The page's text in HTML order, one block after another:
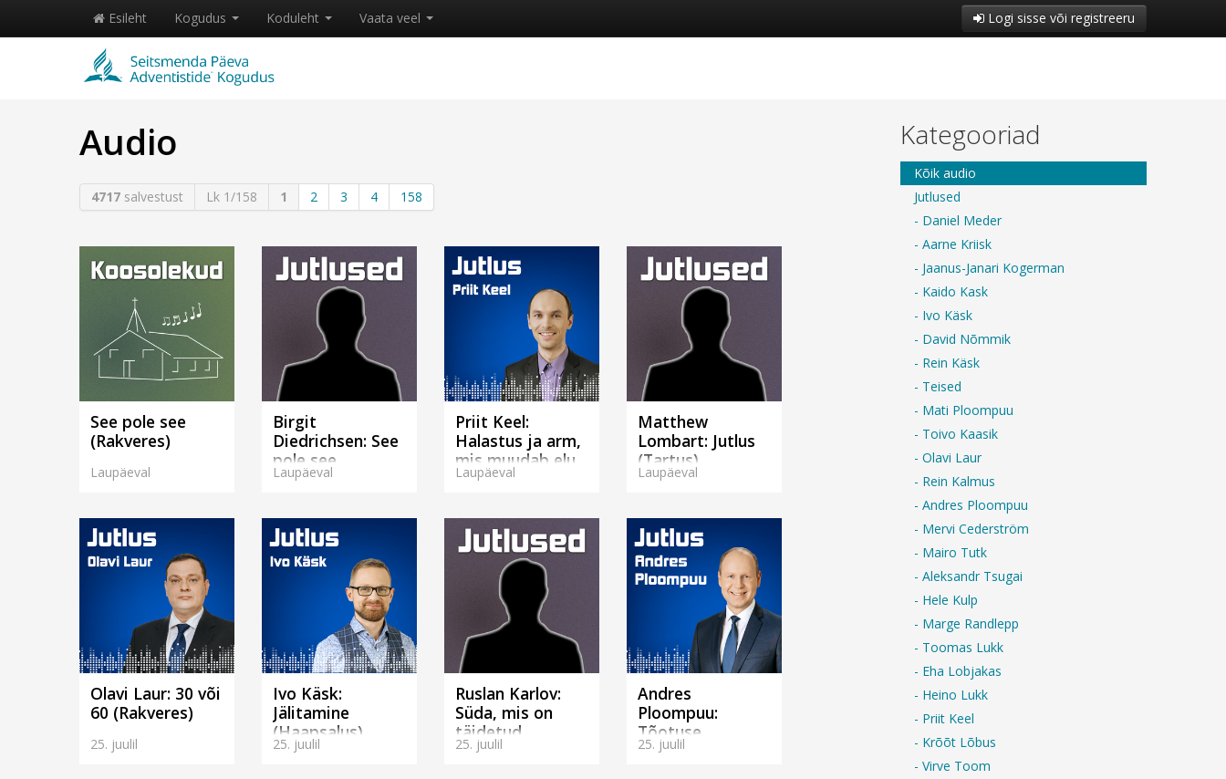
Esileht Kogudus Koduleht Vaata veel Logi sisse või registreeru
Audio
4717 salvestust Lk 1/158 1 2 3 4 158
See pole see
(Rakveres)
Laupäeval
Birgit
Diedrichsen: See
pole see
(Rakveres)
Laupäeval
Priit Keel:
Halastus ja arm,
mis muudab elu.
(Tallinnas)
Laupäeval
Matthew
Lombart: Jutlus
(Tartus)
Laupäeval
Olavi Laur: 30 või
60 (Rakveres)
25. juulil
Ivo Käsk:
Jälitamine
(Haapsalus)
25. juulil
Ruslan Karlov:
Süda, mis on
täidetud
missiooniga.
25. juulil
Andres
Ploompuu:
Tõotuse
kaaspärijad
25. juulil
Kategooriad
Kõik audio
Jutlused
- Daniel Meder
- Aarne Kriisk
- Jaanus-Janari Kogerman
- Kaido Kask
- Ivo Käsk
- David Nõmmik
- Rein Käsk
- Teised
- Mati Ploompuu
- Toivo Kaasik
- Olavi Laur
- Rein Kalmus
- Andres Ploompuu
- Mervi Cederström
- Mairo Tutk
- Aleksandr Tsugai
- Hele Kulp
- Marge Randlepp
- Toomas Lukk
- Eha Lobjakas
- Heino Lukk
- Priit Keel
- Krõõt Lõbus
- Virve Toom